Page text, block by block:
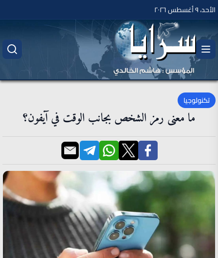
الأحد، ٩ أغسطس ٢٠٢٦
تكنولوجيا
ما معنى رمز الشخص بجانب الوقت في آيفون؟